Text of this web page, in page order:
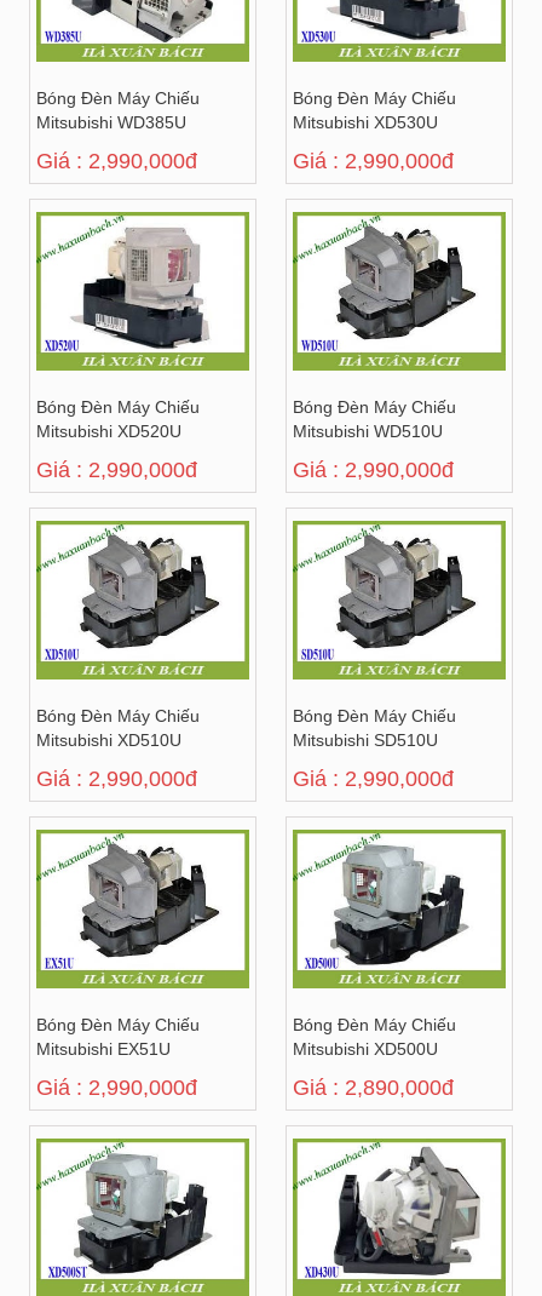
Bóng Đèn Máy Chiếu
Mitsubishi WD385U
Giá : 2,990,000đ
Bóng Đèn Máy Chiếu
Mitsubishi XD530U
Giá : 2,990,000đ
Bóng Đèn Máy Chiếu
Mitsubishi XD520U
Giá : 2,990,000đ
Bóng Đèn Máy Chiếu
Mitsubishi WD510U
Giá : 2,990,000đ
Bóng Đèn Máy Chiếu
Mitsubishi XD510U
Giá : 2,990,000đ
Bóng Đèn Máy Chiếu
Mitsubishi SD510U
Giá : 2,990,000đ
Bóng Đèn Máy Chiếu
Mitsubishi EX51U
Giá : 2,990,000đ
Bóng Đèn Máy Chiếu
Mitsubishi XD500U
Giá : 2,890,000đ